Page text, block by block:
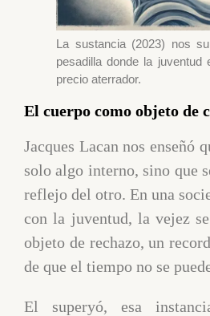
La sustancia (2023) nos
pesadilla donde la juventud
precio aterrador.
El cuerpo como objeto de
Jacques Lacan nos enseñó
solo algo interno, sino que
reflejo del otro. En una
con la juventud, la vejez
objeto de rechazo, un
de que el tiempo no se
El superyó, esa